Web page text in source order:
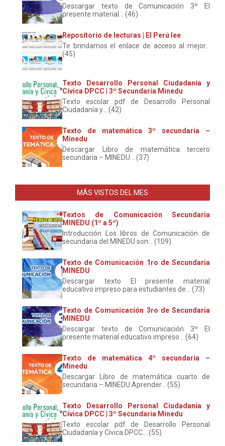
Descargar texto de Comunicación 3º El
presente material... (46)
Repositorio de lecturas | El Perú lee
Te brindamos el enlace de acceso al mejor...
(45)
Texto Desarrollo Personal Ciudadanía y
Cívica DPCC | 3º Secundaria Minedu
Texto escolar pdf de Desarrollo Personal
Ciudadanía y... (42)
Texto de matemática 3º secundaria –
Minedu
Descargar Libro de matemática tercero
secundaria – MINEDU... (37)
MÁS VISTOS DEL MES
Textos de Comunicación Secundaria
MINEDU (1º a 5º)
Introducción Los libros de Comunicación de
secundaria del MINEDU son... (109)
Texto de Comunicación 1ro de Secundaria
MINEDU
Descargar texto El presente material
educativo impreso para estudiantes de... (73)
Texto de Comunicación 3ro de Secundaria
MINEDU
Descargar texto de Comunicación 3º El
presente material educativo impreso... (64)
Texto de matemática 4º secundaria –
Minedu
Descargar Libro de matemática cuarto de
secundaria – MINEDU Aprender... (55)
Texto Desarrollo Personal Ciudadanía y
Cívica DPCC | 3º Secundaria Minedu
Texto escolar pdf de Desarrollo Personal
Ciudadanía y Cívica DPCC... (55)